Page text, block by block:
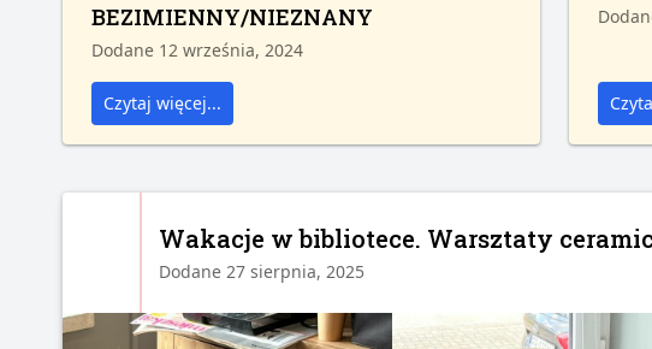
BEZIMIENNY/NIEZNANY
Dodane 12 września, 2024
Czytaj więcej...
Wakacje w bibliotece. Warsztaty
Dodane 27 sierpnia, 2025